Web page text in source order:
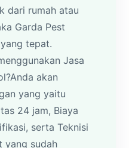
dari rumah atau
Garda Pest
tepat.
Jasa
akan
yang yaitu
24 jam, Biaya
serta Teknisi
yang sudah